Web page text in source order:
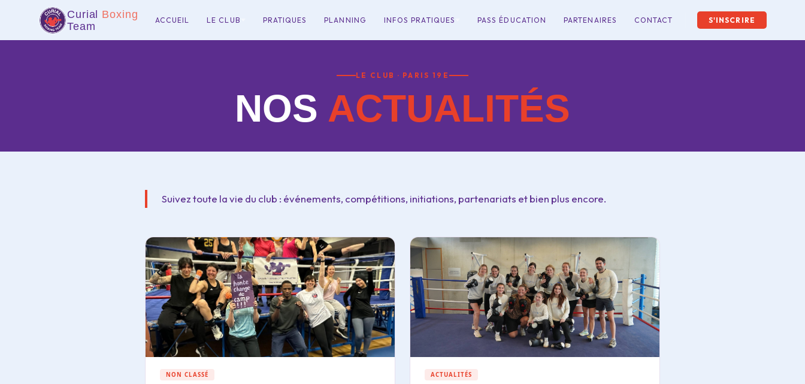
Curial Boxing
Team
ACCUEIL LE CLUB PRATIQUES PLANNING INFOS PRATIQUES PASS ÉDUCATION PARTENAIRES CONTACT S'INSCRIRE
LE CLUB · PARIS 19E
NOS ACTUALITÉS
Suivez toute la vie du club : événements, compétitions, initiations, partenariats et bien plus encore.
NON CLASSÉ ACTUALITÉS